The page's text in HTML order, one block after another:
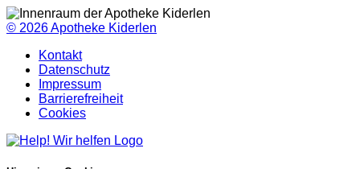
© 2026Apotheke Kiderlen
Kontakt
Datenschutz
Impressum
Barrierefreiheit
Cookies